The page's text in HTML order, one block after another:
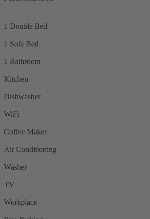
1 Double Bed
1 Sofa Bed
1 Bathroom
Kitchen
Dishwasher
WiFi
Coffee Maker
Air Conditioning
Washer
TV
Workplace